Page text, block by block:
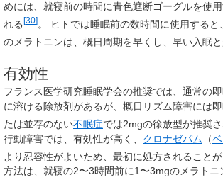
めには、就寝前の時間に青色遮断ゴーグルを使
れる [30] 。 ヒトでは睡眠前の数時間に使用する
のメラトニンは、概日周期を早くし、早い入眠
有効性
フランス医学研究睡眠学会の推奨では、通常の
に溶ける除放剤があるが、概日リズム障害には
たは並存のない不眠症では2mgの徐放型が推奨
行動障害では、有効性が高く、 クロナゼパム （
より忍容性がよいため、最初に処方されること
方法は、就寝の2〜3時間前に1〜3mgのメラトニ